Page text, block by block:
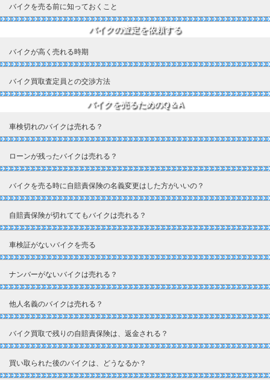
バイクを売る前に知っておくこと
バイクの査定を依頼する
バイクが高く売れる時期
バイク買取査定員との交渉方法
バイクを売るためのQ＆A
車検切れのバイクは売れる？
ローンが残ったバイクは売れる？
バイクを売る時に自賠責保険の名義変更はした方がいいの？
自賠責保険が切れててもバイクは売れる？
車検証がないバイクを売る
ナンバーがないバイクは売れる？
他人名義のバイクは売れる？
バイク買取で残りの自賠責保険は、返金される？
買い取られた後のバイクは、どうなるか？